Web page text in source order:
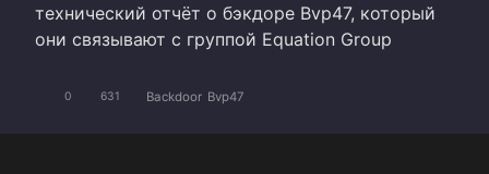
технический отчёт о бэкдоре Bvp47, который
они связывают с группой Equation Group
0 631 Backdoor Bvp47